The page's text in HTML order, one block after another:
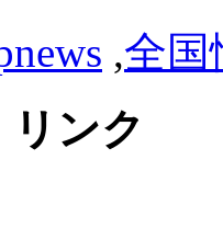
,全国
ンク